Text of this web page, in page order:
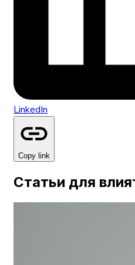
LinkedIn
Copy link
Статьи для